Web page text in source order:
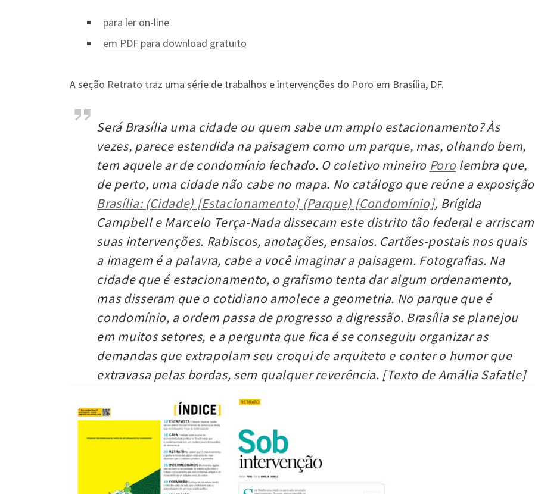
para ler on-line
em PDF para download gratuito
A seção Retrato traz uma série de trabalhos e intervenções do Poro em Brasília, DF.
Será Brasília uma cidade ou quem sabe um amplo estacionamento? Às
vezes, parece estendida na paisagem como um parque, mas, olhando bem,
tem aquele ar de condomínio fechado. O coletivo mineiro Porolembra que,
de perto, uma cidade não cabe no mapa. No catálogo que reúne a exposição
Brasília: (Cidade) [Estacionamento] (Parque) [Condomínio], Brígida
Campbell e Marcelo Terça-Nada dissecam este distrito tão federal e arriscam
suas intervenções. Rabiscos, anotações, ensaios. Cartões-postais nos quais
a imagem é a palavra, cabe a você imaginar a paisagem. Fotografias. Na
cidade que é estacionamento, o grafismo tenta dar algum ordenamento,
mas disseram que o cotidiano amolece a geometria. No parque que é
condomínio, a ordem passa de progresso a digressão. Brasília se planejou
em muitos setores, e a pergunta que fica é se conseguiu organizar as
demandas que extrapolam seu croqui de arquiteto e conter o humor que
extravasa pelas bordas, sem qualquer reverência. [Texto de Amália Safatle]